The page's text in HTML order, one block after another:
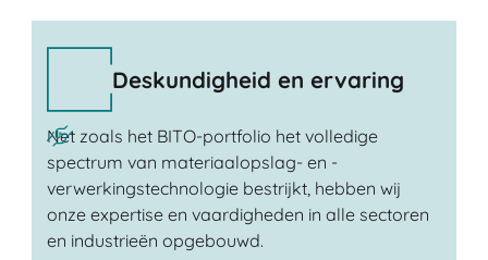
Deskundigheid en ervaring
Net zoals het BITO-portfolio het volledige
spectrum van materiaalopslag- en -
verwerkingstechnologie bestrijkt, hebben wij
onze expertise en vaardigheden in alle sectoren
en industrieën opgebouwd.